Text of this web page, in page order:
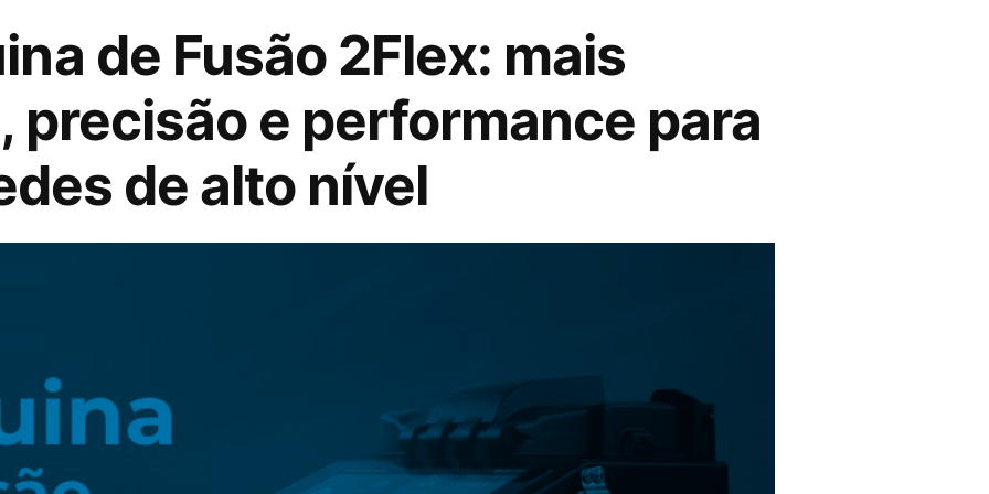
de Fusão 2Flex: mais
precisão e performance para
de alto nível